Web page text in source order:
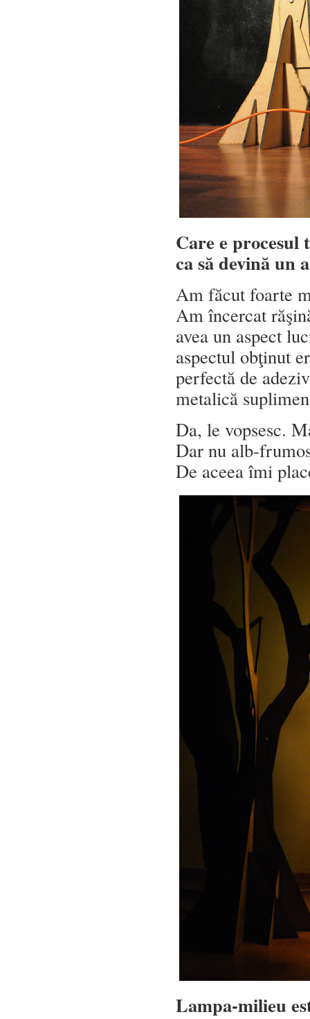
Care e
ca să devină un
Am făcut foarte
Am încercat
avea un aspect
aspectul obţinut
perfectă de
metalică
Da, le vopsesc.
Dar nu alb-
De aceea îmi
Lampa-milieu